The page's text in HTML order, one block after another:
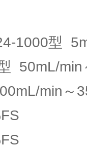
1000型
50mL/min
min～